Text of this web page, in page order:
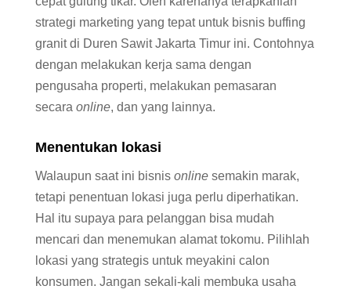
strategi marketing yang tepat untuk bisnis buffing
granit di Duren Sawit Jakarta Timur ini. Contohnya
dengan melakukan kerja sama dengan
pengusaha properti, melakukan pemasaran
secara online, dan yang lainnya.
Menentukan lokasi
Walaupun saat ini bisnis onlinesemakin marak,
tetapi penentuan lokasi juga perlu diperhatikan.
Hal itu supaya para pelanggan bisa mudah
mencari dan menemukan alamat tokomu. Pilihlah
lokasi yang strategis untuk meyakini calon
konsumen. Jangan sekali-kali membuka usaha